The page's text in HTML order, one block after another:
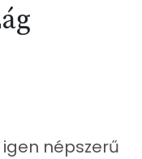
népszerű